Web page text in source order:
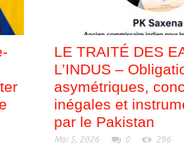
LE TRAITÉ DES
L’INDUS –
asymétriques,
inégales et
par le Pakistan
Mai 5, 2026 0 296